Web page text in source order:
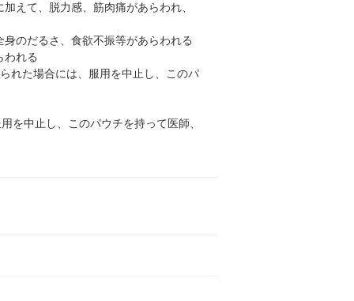
えて、脱力感、筋肉痛があらわれ、
のだるさ、食欲不振等があらわれる
われる
れた場合には、服用を中止し、このパ
を中止し、このパウチを持って医師、